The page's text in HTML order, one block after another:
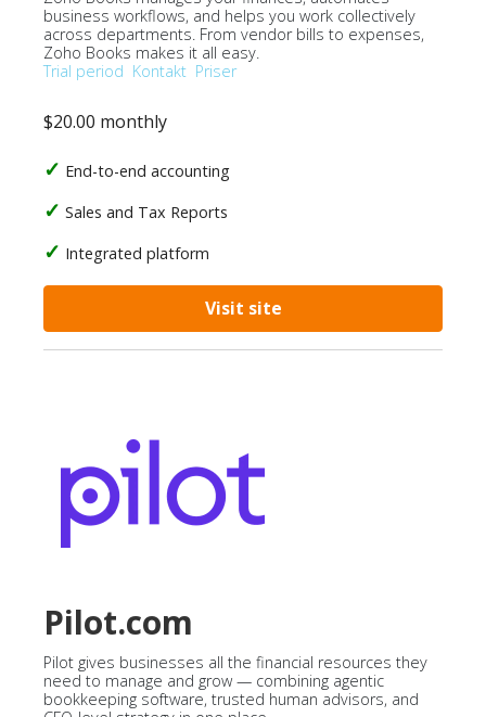
business workflows, and helps you work collectively
across departments. From vendor bills to expenses,
Zoho Books makes it all easy.
Trial period Kontakt Priser
$20.00 monthly
End-to-end accounting
Sales and Tax Reports
Integrated platform
Visit site
Pilot.com
Pilot gives businesses all the financial resources they
need to manage and grow — combining agentic
bookkeeping software, trusted human advisors, and